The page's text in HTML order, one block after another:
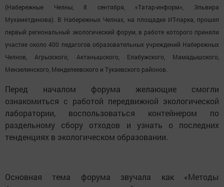
(Набережные Челны, 8 сентября, «Татар-информ», Эльвира
Мухаметдинова). В Набережных Челнах, на площадке ИТ-парка, прошел
первый региональный экологический форум, в работе которого приняли
участие около 400 педагогов образовательных учреждений Набережных
Челнов, Агрызского, Актанышского, Елабужского, Мамадышского,
Мензелинского, Менделеевского и Тукаевского районов.
Перед началом форума желающие смогли
ознакомиться с работой передвижной экологической
лаборатории, воспользоваться контейнером по
раздельному сбору отходов и узнать о последних
тенденциях в экологическом образовании.
Основная тема форума звучала как «Методы